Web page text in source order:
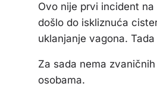
Ovo nije prvi incident
došlo do iskliznuća
uklanjanje vagona.
Za sada nema
osobama.